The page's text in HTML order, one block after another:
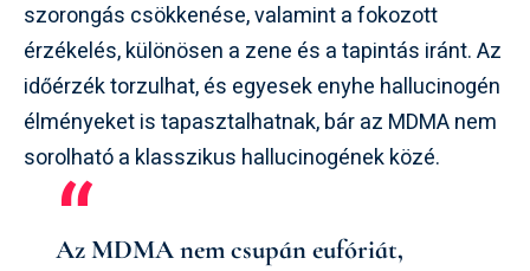
szorongás csökkenése, valamint a fokozott
érzékelés, különösen a zene és a tapintás iránt. Az
időérzék torzulhat, és egyesek enyhe hallucinogén
élményeket is tapasztalhatnak, bár az MDMA nem
sorolható a klasszikus hallucinogének közé.
Az MDMA nem csupán eufóriát,